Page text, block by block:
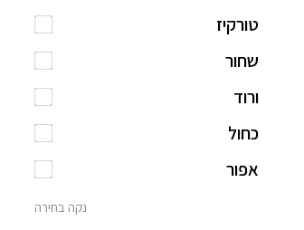
טורקיז
שחור
ורוד
כחול
אפור
נקה בחירה